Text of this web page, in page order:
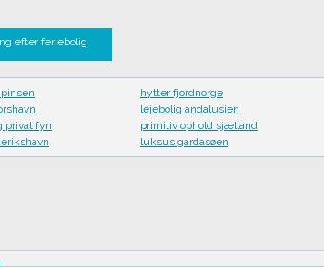
efter feriebolig
privat fyn
hytter fjordnorge
lejebolig andalusien
primitiv ophold sjælland
luksus gardasøen